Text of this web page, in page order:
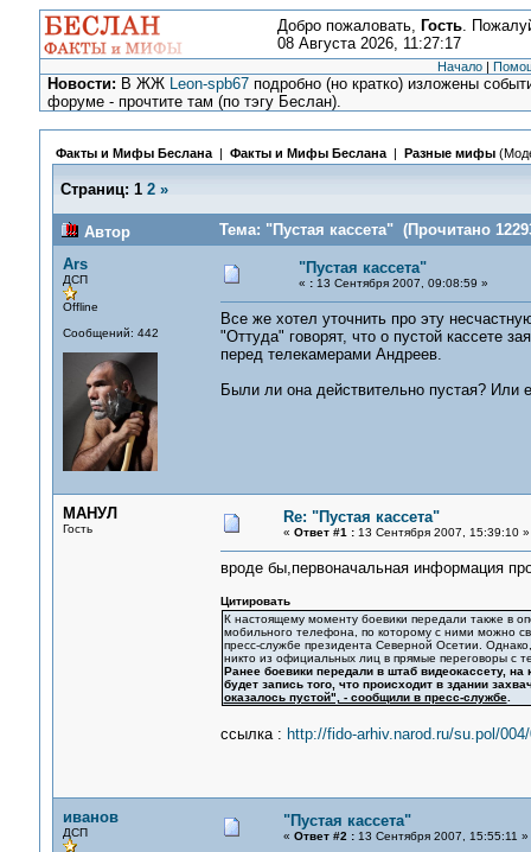
Добро пожаловать, Гость.
08 Августа 2026, 11:27:17
Начало |
Новости: В ЖЖ Leon-spb67 подробно (но кратко) изложены
форуме - прочтите там (по тэгу Беслан).
Факты и Мифы Беслана| Факты и Мифы Беслана| Разные мифы
Страниц: 1 2 »
Автор
Тема: "Пустая кассета" (Прочитано
Ars
ДСП
Offline
Сообщений: 442
"Пустая кассета"
« :13 Сентября 2007, 09:08:59 »
Все же хотел уточнить про эту
"Оттуда" говорят, что о пустой кассете
перед телекамерами Андреев.
Были ли она действительно пустая? Или
МАНУЛ
Гость
Re: "Пустая кассета"
« Ответ #1 :13 Сентября 2007, 15:39:10 »
вроде бы,первоначальная информация
Цитировать
К настоящему моменту боевики передали также в
мобильного телефона, по которому с ними можно
пресс-службе президента Северной Осетии.
никто из официальных лиц в прямые переговоры с
Ранее боевики передали в штаб видеокассету, на
будет запись того, что происходит в здании
оказалось пустой", - сообщили в пресс-службе.
ссылка : http://fido-arhiv.narod.ru/su.pol/
иванов
ДСП
"Пустая кассета"
« Ответ #2 :13 Сентября 2007, 15:55:11 »